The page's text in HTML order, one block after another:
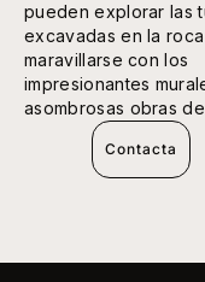
pueden explorar las
excavadas en la
maravillarse con los
impresionantes
asombrosas obras
Contacta